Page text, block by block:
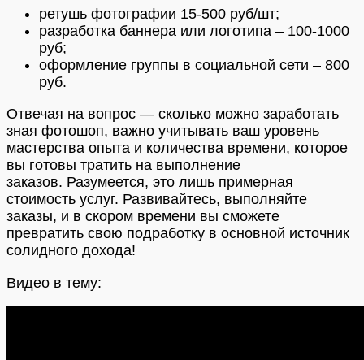
ретушь фотографии 15-500 руб/шт;
разработка баннера или логотипа – 100-1000
руб;
оформление группы в социальной сети – 800
руб.
Отвечая на вопрос — сколько можно заработать
зная фотошоп, важно учитывать ваш уровень
мастерства опыта и количества времени, которое
вы готовы тратить на выполнение
заказов. Разумеется, это лишь примерная
стоимость услуг. Развивайтесь, выполняйте
заказы, и в скором времени вы сможете
превратить свою подработку в основной источник
солидного дохода!
Видео в тему: